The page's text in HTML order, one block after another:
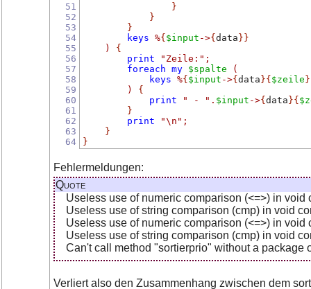
51
52
53
54
55
56
57
58
59
60
61
62
63
64
}
}
}
keys %{ $input ->{ data }}
)
{
print
"Zeile:" ;
foreach my $spalte
(
keys %{ $input ->{ data }{ $zeile
)
{
print
" - " . $input ->{ data }{
}
print
"\n" ;
}
}
Fehlermeldungen:
Quote
Useless use of numeric comparison (<=>) in
Useless use of string comparison (cmp) in void
Useless use of numeric comparison (<=>) in
Useless use of string comparison (cmp) in void
Can't call method "sortierprio" without a
Verliert also den Zusammenhang zwischen dem